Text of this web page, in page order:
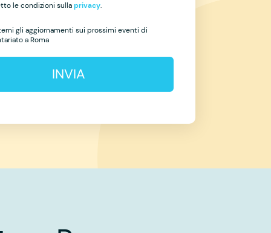
le condizioni sullaprivacy.
gli aggiornamenti sui prossimi eventi di
a Roma
INVIA